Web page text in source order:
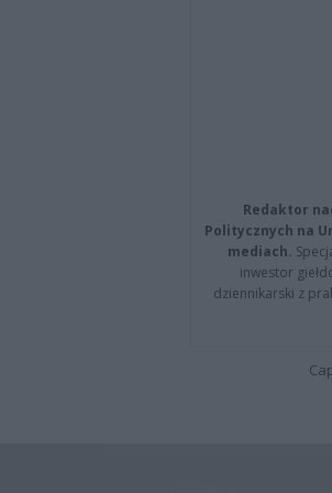
Redaktor
Politycznych na
mediach.
inwestor
dziennikarski z